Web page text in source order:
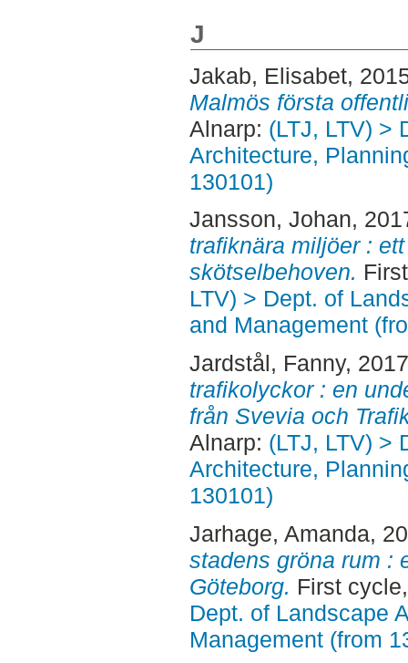
J
Jakab, Elisabet,
Malmös första
Alnarp: (LTJ, LTV) >
Architecture,
130101)
Jansson, Johan,
trafiknära miljöer :
skötselbehoven.
LTV) > Dept. of
and Management
Jardstål, Fanny,
trafikolyckor : en
från Svevia och
Alnarp: (LTJ, LTV) >
Architecture,
130101)
Jarhage, Amanda,
stadens gröna rum :
Göteborg. First
Dept. of Landscape
Management (from